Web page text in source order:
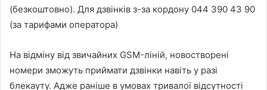
(безкоштовно). Для дзвінків з-за кордону 044 390 43 90
(за тарифами оператора)
На відміну від звичайних GSM-ліній, новостворені
номери зможуть приймати дзвінки навіть у разі
блекауту. Адже раніше в умовах тривалої відсутності